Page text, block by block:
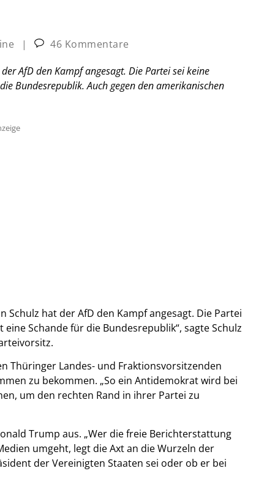
|
46 Kommentare
AfD den Kampf angesagt. Die Partei sei keine
Bundesrepublik. Auch gegen den amerikanischen
Schulz hat der AfD den Kampf angesagt. Die Partei
Schande für die Bundesrepublik“, sagte Schulz
Thüringer Landes- und Fraktionsvorsitzenden
zu bekommen. „So ein Antidemokrat wird bei
um den rechten Rand in ihrer Partei zu
Trump aus. „Wer die freie Berichterstattung
umgeht, legt die Axt an die Wurzeln der
der Vereinigten Staaten sei oder ob er bei